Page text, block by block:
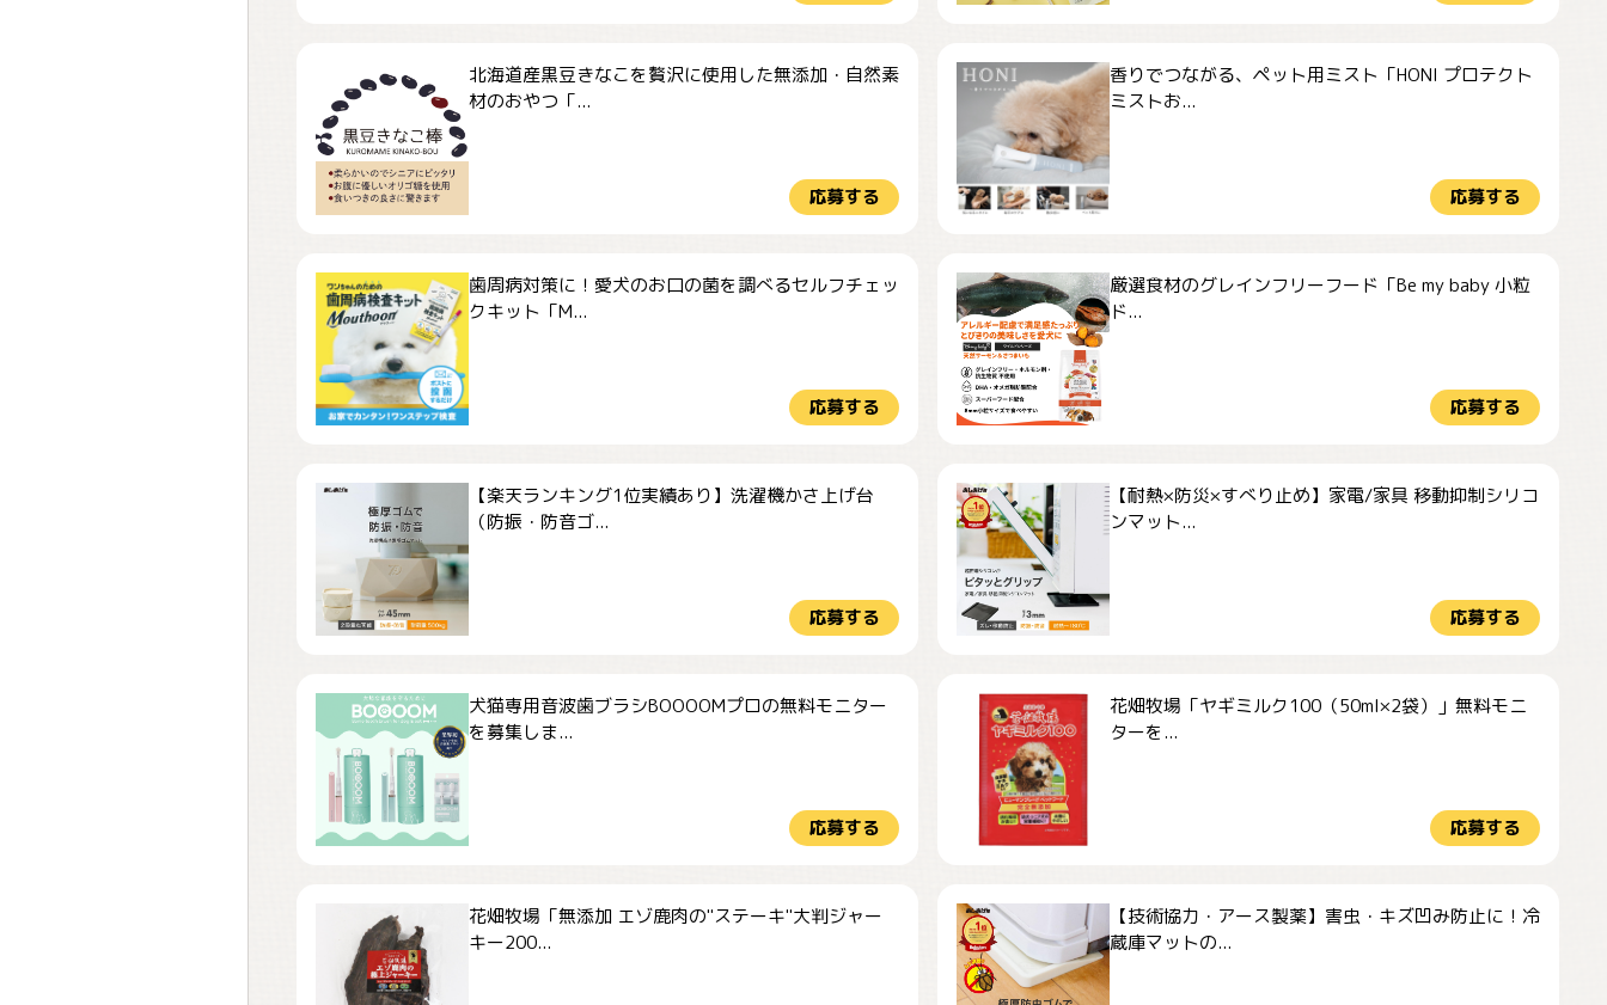
北海道産黒豆きなこを贅沢に使用した無添加・自然素
材のおやつ「...
応募する
香りでつながる、ペット用ミスト「HONI プロテクト
ミストお...
応募する
歯周病対策に！愛犬のお口の菌を調べるセルフチェッ
クキット「M...
応募する
厳選食材のグレインフリーフード「Be my baby 小粒
ド...
応募する
【楽天ランキング1位実績あり】洗濯機かさ上げ台
（防振・防音ゴ...
応募する
【耐熱×防災×すべり止め】家電/家具 移動抑制シリコ
ンマット...
応募する
犬猫専用音波歯ブラシBOOOOMプロの無料モニター
を募集しま...
応募する
花畑牧場「ヤギミルク100（50ml×2袋）」無料モニ
ターを...
応募する
花畑牧場「無添加 エゾ鹿肉の"ステーキ"大判ジャー
キー200...
【技術協力・アース製薬】害虫・キズ凹み防止に！冷
蔵庫マットの...